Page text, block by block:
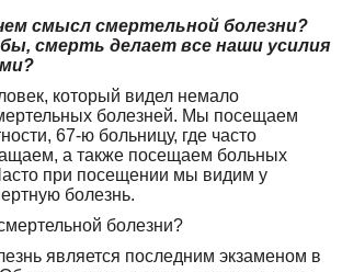
смысл смертельной болезни?
бы, смерть делает все наши усилия
который видел немало
болезней. Мы посещаем
67-ю больницу, где часто
а также посещаем больных
при посещении мы видим у
болезнь.
болезни?
является последним экзаменом в